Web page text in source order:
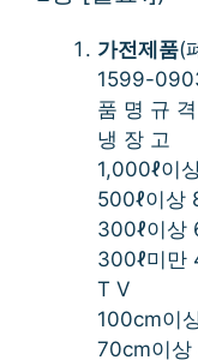
가전제품(
1599-
품 명 규
냉 장 고
1,000ℓ이
500ℓ이상
300ℓ이상
300ℓ미만
T V
100cm이
70cm이